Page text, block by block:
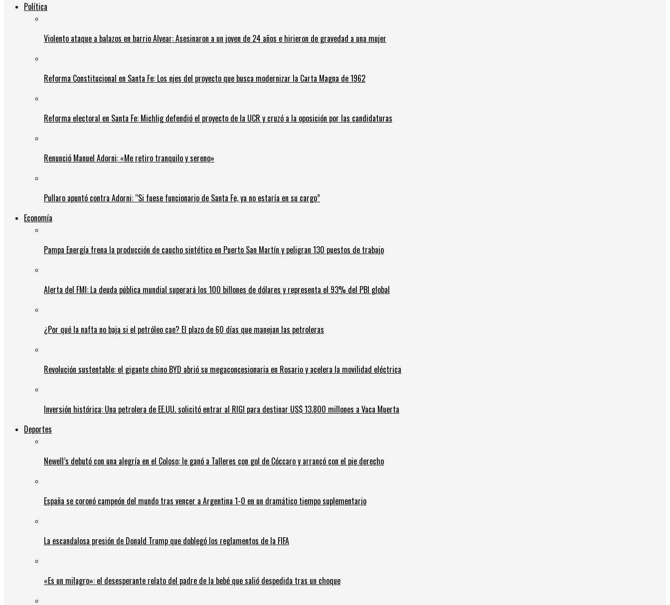
Política
Violento ataque a balazos en barrio Alvear: Asesinaron a un joven de 24 años e hirieron de gravedad a una mujer
Reforma Constitucional en Santa Fe: Los ejes del proyecto que busca modernizar la Carta Magna de 1962
Reforma electoral en Santa Fe: Michlig defendió el proyecto de la UCR y cruzó a la oposición por las candidaturas
Renunció Manuel Adorni: «Me retiro tranquilo y sereno»
Pullaro apuntó contra Adorni: “Si fuese funcionario de Santa Fe, ya no estaría en su cargo”
Economía
Pampa Energía frena la producción de caucho sintético en Puerto San Martín y peligran 130 puestos de trabajo
Alerta del FMI: La deuda pública mundial superará los 100 billones de dólares y representa el 93% del PBI global
¿Por qué la nafta no baja si el petróleo cae? El plazo de 60 días que manejan las petroleras
Revolución sustentable: el gigante chino BYD abrió su megaconcesionaria en Rosario y acelera la movilidad eléctrica
Inversión histórica: Una petrolera de EE.UU. solicitó entrar al RIGI para destinar US$ 13.800 millones a Vaca Muerta
Deportes
Newell’s debutó con una alegría en el Coloso: le ganó a Talleres con gol de Cóccaro y arrancó con el pie derecho
España se coronó campeón del mundo tras vencer a Argentina 1-0 en un dramático tiempo suplementario
La escandalosa presión de Donald Trump que doblegó los reglamentos de la FIFA
«Es un milagro»: el desesperante relato del padre de la bebé que salió despedida tras un choque